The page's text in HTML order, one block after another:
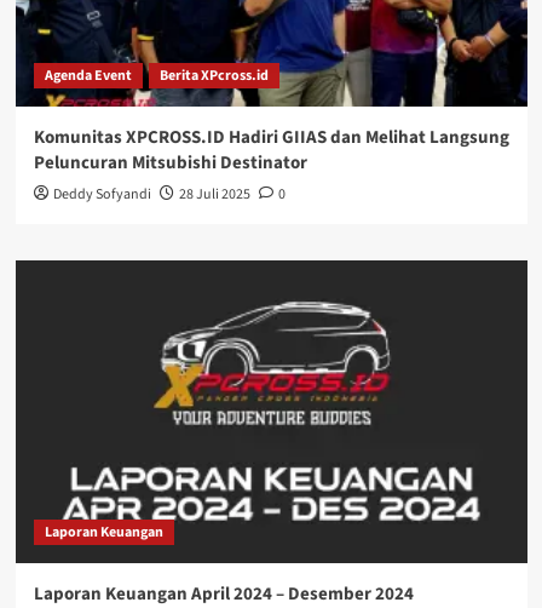
Agenda Event Berita XPcross.id
Komunitas XPCROSS.ID Hadiri GIIAS dan Melihat Langsung
Peluncuran Mitsubishi Destinator
Deddy Sofyandi 28 Juli 2025 0
Laporan Keuangan
Laporan Keuangan April 2024 – Desember 2024